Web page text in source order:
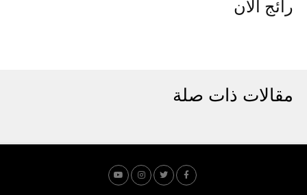
رائج الآن
مقالات ذات صلة